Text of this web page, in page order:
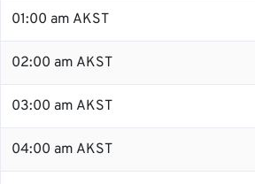
01:00 am AKST
02:00 am AKST
03:00 am AKST
04:00 am AKST